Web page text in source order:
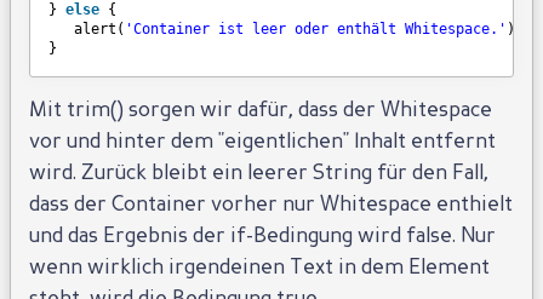
} else {
alert( 'Container ist leer oder enthält Whitespace.' );
}
Mit trim() sorgen wir dafür, dass der Whitespace
vor und hinter dem "eigentlichen" Inhalt entfernt
wird. Zurück bleibt ein leerer String für den Fall,
dass der Container vorher nur Whitespace enthielt
und das Ergebnis der if-Bedingung wird false. Nur
wenn wirklich irgendeinen Text in dem Element